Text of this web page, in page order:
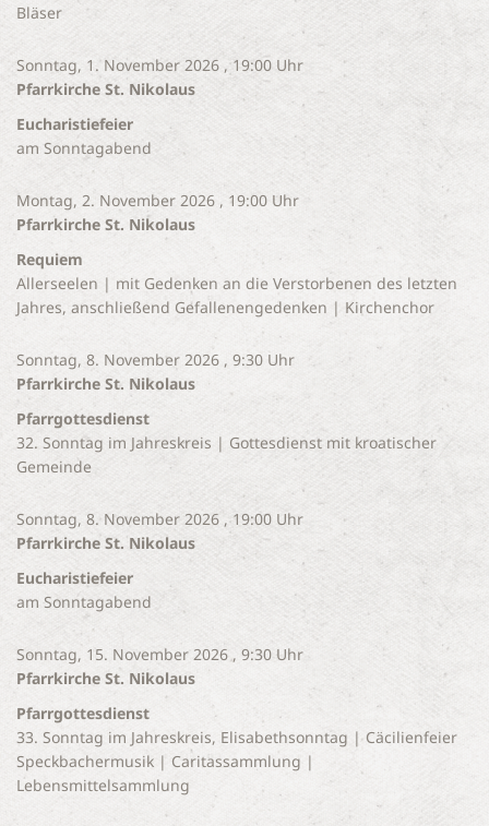
Bläser
Sonntag, 1. November 2026 , 19:00 Uhr
Pfarrkirche St. Nikolaus
Eucharistiefeier
am Sonntagabend
Montag, 2. November 2026 , 19:00 Uhr
Pfarrkirche St. Nikolaus
Requiem
Allerseelen | mit Gedenken an die Verstorbenen des letzten
Jahres, anschließend Gefallenengedenken | Kirchenchor
Sonntag, 8. November 2026 , 9:30 Uhr
Pfarrkirche St. Nikolaus
Pfarrgottesdienst
32. Sonntag im Jahreskreis | Gottesdienst mit kroatischer
Gemeinde
Sonntag, 8. November 2026 , 19:00 Uhr
Pfarrkirche St. Nikolaus
Eucharistiefeier
am Sonntagabend
Sonntag, 15. November 2026 , 9:30 Uhr
Pfarrkirche St. Nikolaus
Pfarrgottesdienst
33. Sonntag im Jahreskreis, Elisabethsonntag | Cäcilienfeier
Speckbachermusik | Caritassammlung |
Lebensmittelsammlung